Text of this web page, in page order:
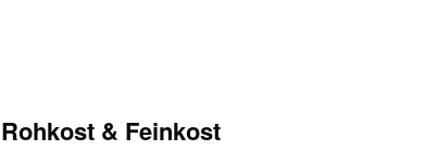
Rohkost & Feinkost